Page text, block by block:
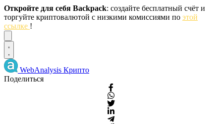
Откройте для себя Backpack: создайте бесплатный счёт и
торгуйте криптовалютой с низкими комиссиями по этой
ссылке !
WebAnalysis Крипто
Поделиться